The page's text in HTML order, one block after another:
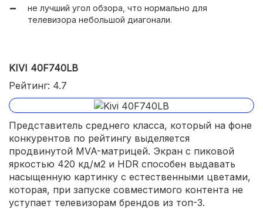
мощный тюнер, способный принимать бесплатные
не лучший угол обзора, что нормально для
телевизора небольшой диагонали.
KIVI 40F740LB
Рейтинг: 4.7
Представитель среднего класса, который на фоне
конкурентов по рейтингу выделяется
продвинутой MVA-матрицей. Экран с пиковой
яркостью 420 кд/м2 и HDR способен выдавать
насыщенную картинку с естественными цветами,
которая, при запуске совместимого контента не
уступает телевизорам брендов из топ-3.